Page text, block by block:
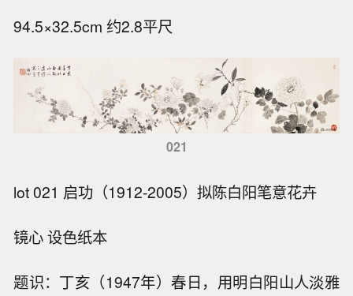
94.5×32.5cm 约2.8平尺
021
lot 021 启功（1912-2005）拟陈白阳笔意花卉
镜心 设色纸本
题识：丁亥（1947年）春日，用明白阳山人淡雅